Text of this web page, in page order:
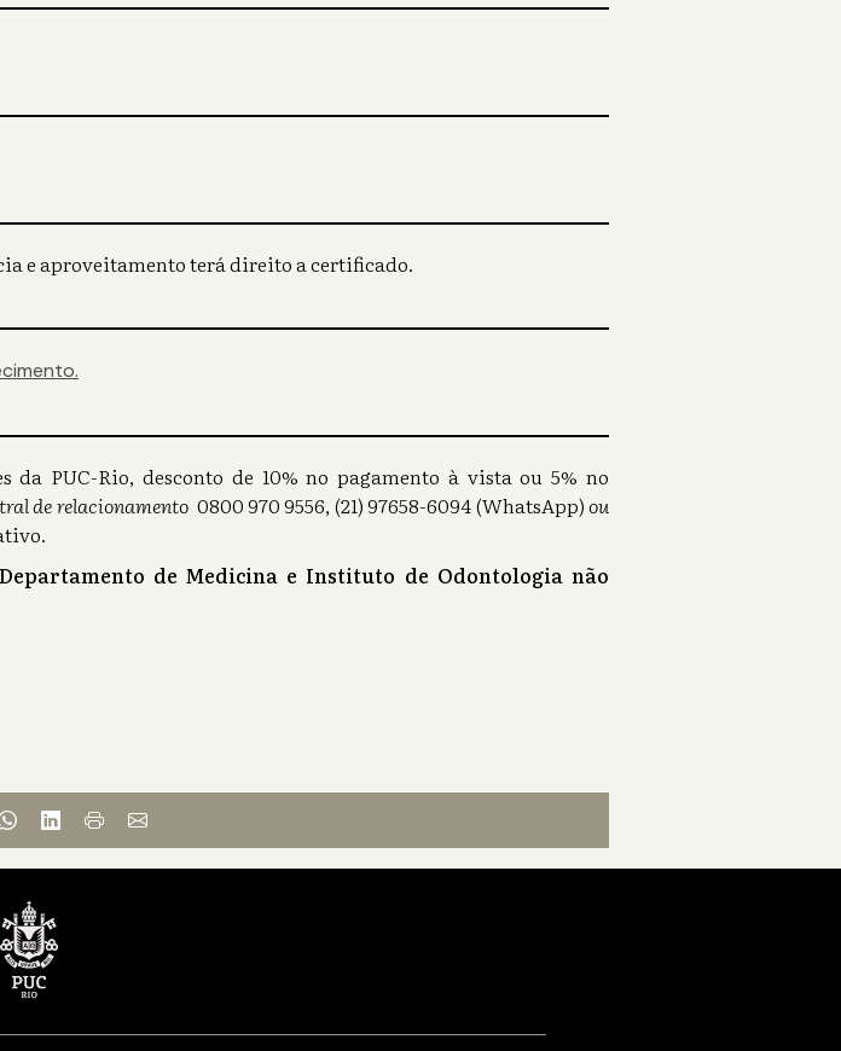
e aproveitamento terá direito a certificado.
da PUC-Rio, desconto de 10% no pagamento à vista ou 5% no
de relacionamento0800 970 9556, (21) 97658-6094 (WhatsApp)ou
de Medicina e Instituto de Odontologia não